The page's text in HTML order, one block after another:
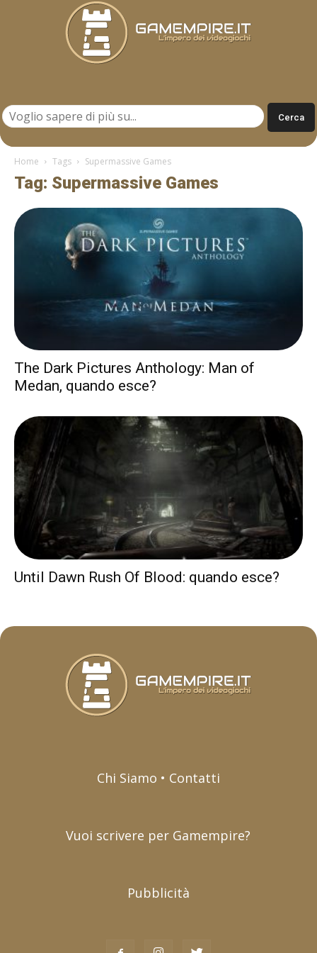
Home Tags Supermassive Games
Tag: Supermassive Games
The Dark Pictures Anthology: Man of
Medan, quando esce?
Until Dawn Rush Of Blood: quando esce?
Chi Siamo • Contatti
Vuoi scrivere per Gamempire?
Pubblicità